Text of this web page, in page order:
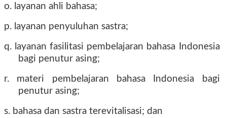
o. layanan ahli bahasa;
p. layanan penyuluhan sastra;
q. layanan fasilitasi pembelajaran bahasa Indonesia
bagi penutur asing;
r. materi pembelajaran bahasa Indonesia bagi
penutur asing;
s. bahasa dan sastra terevitalisasi; dan